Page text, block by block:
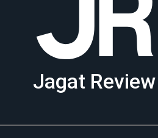
Jagat Review